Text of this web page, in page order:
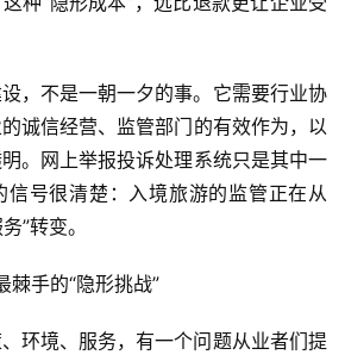
，不是一朝一夕的事。它需要行业协
诚信经营、监管部门的有效作为，以
。网上举报投诉处理系统只是其中一
信号很清楚：入境旅游的监管正在从
”转变。
手的“隐形挑战”
环境、服务，有一个问题从业者们提